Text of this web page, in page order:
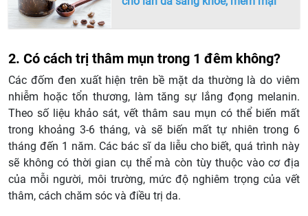
2. Có cách trị thâm mụn trong 1 đêm không?
Các đốm đen xuất hiện trên bề mặt da thường là do viêm
nhiễm hoặc tổn thương, làm tăng sự lắng đọng melanin.
Theo số liệu khảo sát, vết thâm sau mụn có thể biến mất
trong khoảng 3-6 tháng, và sẽ biến mất tự nhiên trong 6
tháng đến 1 năm. Các bác sĩ da liễu cho biết, quá trình này
sẽ không có thời gian cụ thể mà còn tùy thuộc vào cơ địa
của mỗi người, môi trường, mức độ nghiêm trọng của vết
thâm, cách chăm sóc và điều trị da.